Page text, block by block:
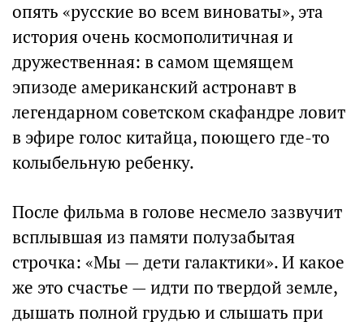
опять «русские во всем виноваты», эта
история очень космополитичная и
дружественная: в самом щемящем
эпизоде американский астронавт в
легендарном советском скафандре ловит
в эфире голос китайца, поющего где-то
колыбельную ребенку.
После фильма в голове несмело зазвучит
всплывшая из памяти полузабытая
строчка: «Мы — дети галактики». И какое
же это счастье — идти по твердой земле,
дышать полной грудью и слышать при